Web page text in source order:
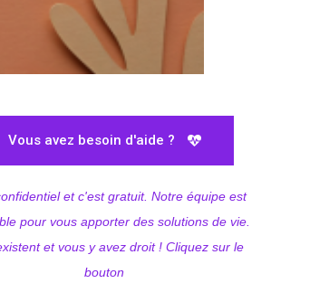
Vous avez besoin d'aide ?
et c'est gratuit. Notre équipe est
pour vous apporter des solutions de vie.
et vous y avez droit ! Cliquez sur le
bouton